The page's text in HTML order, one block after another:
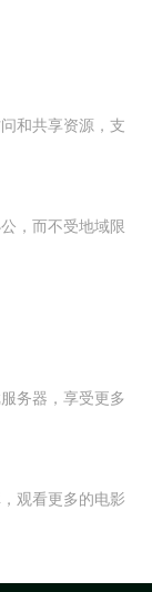
和共享资源，支
，而不受地域限
务器，享受更多
观看更多的电影